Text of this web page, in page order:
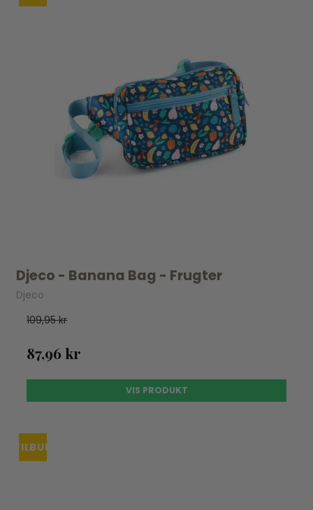
Djeco - Banana Bag - Frugter
Djeco
109,95 kr
87,96 kr
VIS PRODUKT
TILBUD